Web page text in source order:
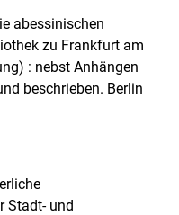
abessinischen
zu Frankfurt am
: nebst Anhängen
beschrieben. Berlin
Stadt- und